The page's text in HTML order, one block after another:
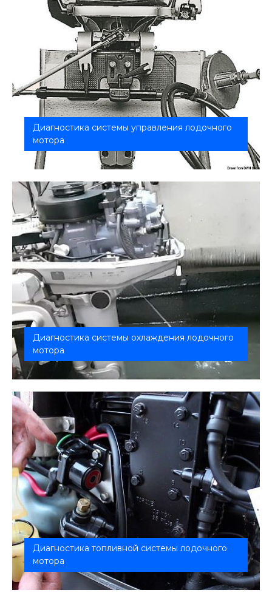
Диагностика системы управления лодочного
мотора
Мы обеспечим безупречную работу ручки газа,
Диагностика системы охлаждения лодочного
мотора
Комплексная диагностика системы охлаждения
Диагностика топливной системы лодочного
мотора
Комплексная проверка бака, краника, фильтров,